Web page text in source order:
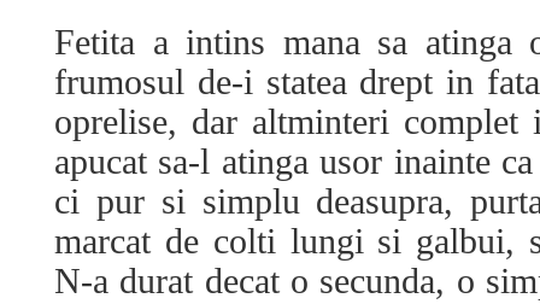
Fetita a intins mana sa atinga
frumosul de-i statea drept in
oprelise, dar altminteri
apucat sa-l atinga usor inainte
ci pur si simplu deasupra,
marcat de colti lungi si galbui,
N-a durat decat o secunda, o